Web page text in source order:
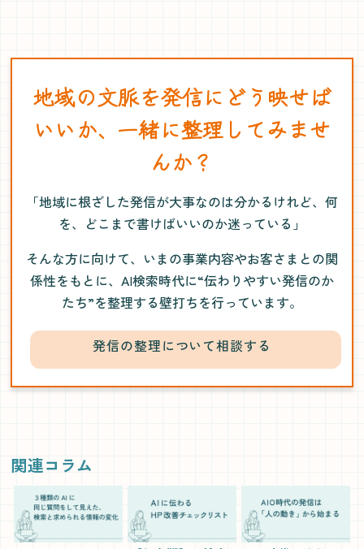
地域の文脈を発信にどう映せば
いいか、一緒に整理してみませ
んか？
「地域に根ざした発信が大事なのは分かるけれど、何
を、どこまで書けばいいのか迷っている」
そんな方に向けて、いまの事業内容やお客さまとの関
係性をもとに、AI検索時代に“伝わりやすい発信のか
たち”を整理する壁打ちを行っています。
発信の整理について相談する
関連コラム